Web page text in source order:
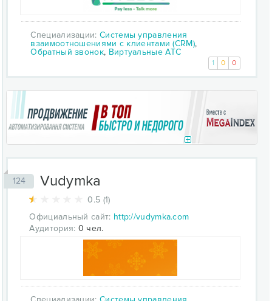
Специализации: Системы управления
взаимоотношениями с клиентами (CRM),
Обратный звонок, Виртуальные АТС
1 0 0
124 Vudymka
0.5 (1)
Официальный сайт: http://vudymka.com
Аудитория: 0 чел.